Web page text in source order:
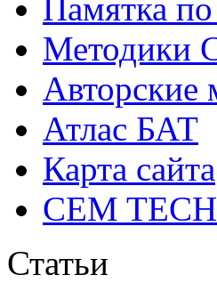
Памятка
Методики
Авторские
Атлас БАТ
Карта сайта
CEM
Статьи